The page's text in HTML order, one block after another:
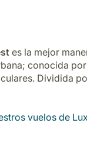
es la mejor
conocida
Dividida
vuelos de